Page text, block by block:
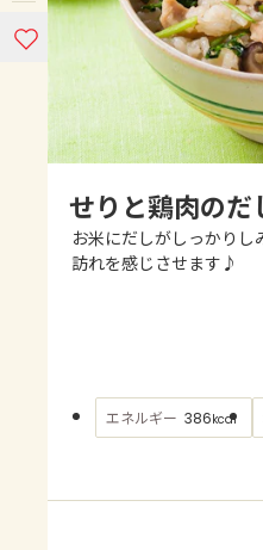
コンテンツ
レシピ
よくあるお問い
ピーマン
みょうが
せりと鶏肉のだ
お米にだしがしっかり
訪れを感じさせます♪
エネルギー 386kcal